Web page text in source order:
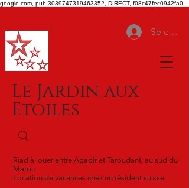
google.com, pub-3039747319463352, DIRECT, f08c47fec0942fa0
Se
Le Jardin aux
Etoiles
Riad à louer entre Agadir et Taroudant, au sud du
Maroc
Location de vacances chez un résident suisse